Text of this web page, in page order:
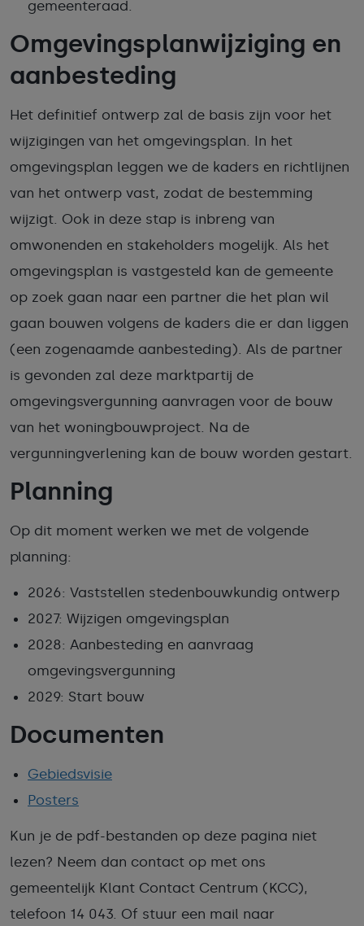
gemeenteraad.
Omgevingsplanwijziging en
aanbesteding
Het definitief ontwerp zal de basis zijn voor het
wijzigingen van het omgevingsplan. In het
omgevingsplan leggen we de kaders en richtlijnen
van het ontwerp vast, zodat de bestemming
wijzigt. Ook in deze stap is inbreng van
omwonenden en stakeholders mogelijk. Als het
omgevingsplan is vastgesteld kan de gemeente
op zoek gaan naar een partner die het plan wil
gaan bouwen volgens de kaders die er dan liggen
(een zogenaamde aanbesteding). Als de partner
is gevonden zal deze marktpartij de
omgevingsvergunning aanvragen voor de bouw
van het woningbouwproject. Na de
vergunningverlening kan de bouw worden gestart.
Planning
Op dit moment werken we met de volgende
planning:
2026: Vaststellen stedenbouwkundig ontwerp
2027: Wijzigen omgevingsplan
2028: Aanbesteding en aanvraag
omgevingsvergunning
2029: Start bouw
Documenten
Gebiedsvisie
Posters
Kun je de pdf-bestanden op deze pagina niet
lezen? Neem dan contact op met ons
gemeentelijk Klant Contact Centrum (KCC),
telefoon 14 043. Of stuur een mail naar